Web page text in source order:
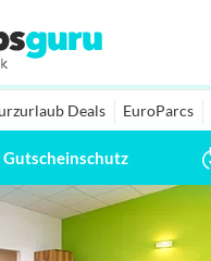
Deals EuroParcs